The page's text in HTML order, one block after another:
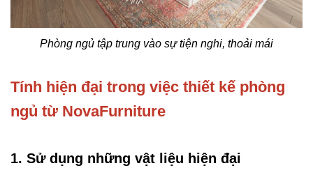
Phòng ngủ tập trung vào sự tiện nghi, thoải mái
Tính hiện đại trong việc thiết kế phòng
ngủ từ NovaFurniture
1. Sử dụng những vật liệu hiện đại